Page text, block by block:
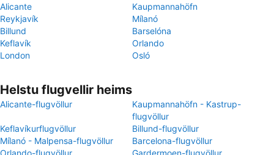
Alicante
Kaupmannahöfn
Reykjavík
Mílanó
Billund
Barselóna
Keflavík
Orlando
London
Osló
Helstu flugvellir heims
Alicante-flugvöllur
Kaupmannahöfn - Kastrup-
flugvöllur
Keflavíkurflugvöllur
Billund-flugvöllur
Mílanó - Malpensa-flugvöllur
Barcelona-flugvöllur
Orlando-flugvöllur
Gardermoen-flugvöllur